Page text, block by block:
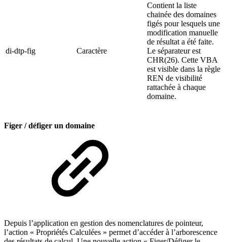
di-dtp-fig Caractère
Contient la liste
chainée des domaines
figés pour lesquels une
modification manuelle
de résultat a été faite.
Le séparateur est
CHR(26). Cette VBA
est visible dans la règle
REN de visibilité
rattachée à chaque
domaine.
Figer / défiger un domaine
Depuis l’application en gestion des nomenclatures de pointeur,
l’action « Propriétés Calculées » permet d’accéder à l’arborescence